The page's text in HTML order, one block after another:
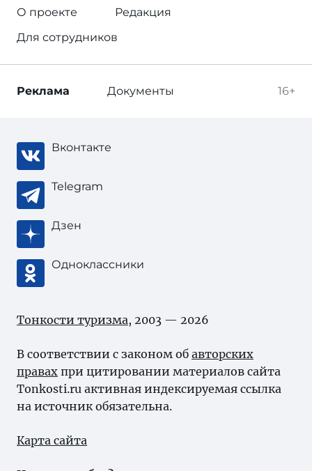
О проекте
Редакция
Для сотрудников
16+
Реклама Документы
Вконтакте
Telegram
Дзен
Одноклассники
Тонкости туризма, 2003 — 2026
В соответствии с законом об авторских
правах при цитировании материалов сайта
Tonkosti.ru активная индексируемая ссылка
на источник обязательна.
Карта сайта